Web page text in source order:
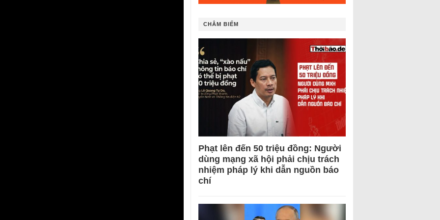
CHÂM BIẾM
Phạt lên đến 50 triệu đồng: Người
dùng mạng xã hội phải chịu trách
nhiệm pháp lý khi dẫn nguồn báo
chí